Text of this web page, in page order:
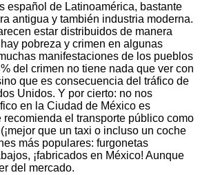
español de Latinoamérica, bastante
antigua y también industria moderna.
estar distribuidos de manera
pobreza y crimen en algunas
manifestaciones de los pueblos
del crimen no tiene nada que ver con
que es consecuencia del tráfico de
Unidos. Y por cierto: no nos
en la Ciudad de México es
el transporte público como
que un taxi o incluso un coche
más populares: furgonetas
¡fabricados en México! Aunque
del mercado.